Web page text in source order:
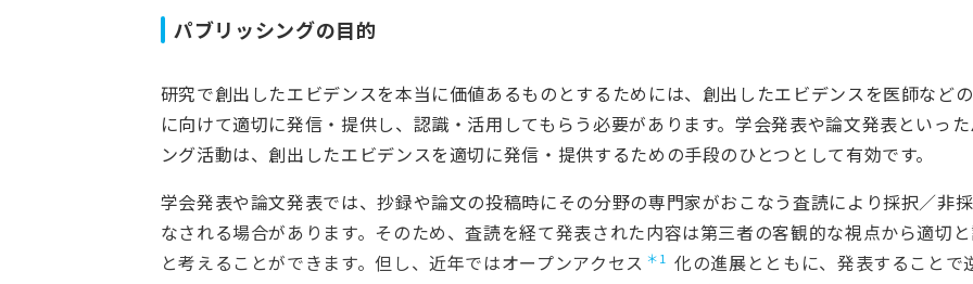
パブリッシングの目的
研究で創出したエビデンスを本当に価値あるものとするためには、創出したエビデンスを医師など
に向けて適切に発信・提供し、認識・活用してもらう必要があります。学会発表や論文発表といっ
ング活動は、創出したエビデンスを適切に発信・提供するための手段のひとつとして有効です。
学会発表や論文発表では、抄録や論文の投稿時にその分野の専門家がおこなう査読により採択／非
なされる場合があります。そのため、査読を経て発表された内容は第三者の客観的な視点から適切
と考えることができます。但し、近年ではオープンアクセス
1
化の進展とともに、発表することで